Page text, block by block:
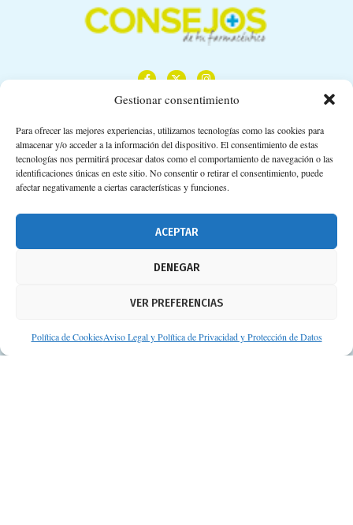
Gestionar consentimiento
Para ofrecer las mejores experiencias, utilizamos tecnologías como las cookies para
almacenar y/o acceder a la información del dispositivo. El consentimiento de estas
tecnologías nos permitirá procesar datos como el comportamiento de navegación o las
identificaciones únicas en este sitio. No consentir o retirar el consentimiento, puede
afectar negativamente a ciertas características y funciones.
ACEPTAR
DENEGAR
VER PREFERENCIAS
Política de CookiesAviso Legal y Política de Privacidad y Protección de Datos
Calle Camino de los Descubrimientos, 11,
Planta 3ª 41092 – Sevilla
674 02 62 03
Aviso legal
Protección de datos personales
Suscripción a Newsletter